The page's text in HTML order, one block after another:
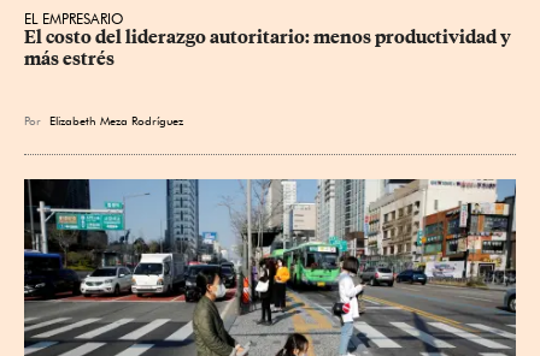
EL EMPRESARIO
El costo del liderazgo autoritario: menos productividad y
más estrés
Por Elizabeth Meza Rodríguez